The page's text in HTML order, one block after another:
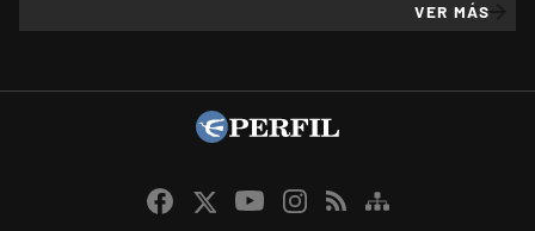
VER MÁS